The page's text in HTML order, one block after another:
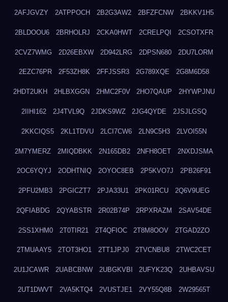
2AFJGVZY 2ATPPOCH 2B2G3AW2 2BFZFCNW 2BKKV1H5
2BLDOOU6 2BRHOLRJ 2CKA0HWT 2CRELPQI 2CSOTXFR
2CVZ7WMG 2D26EBXW 2D942LRG 2DPSN680 2DU7LORM
2EZC76PR 2F53ZH8K 2FFJSSR3 2G789XQE 2G8M6D58
2HDT2UKH 2HLBXGGN 2HMC2F0V 2HO7QAUP 2HYWPJNU
2IIHI162 2J4TVL9Q 2JDKS9WZ 2JG4QYDE 2JSJLGSQ
2KKCIQS5 2KL1TDVU 2LCI7CW6 2LN9C5H3 2LVOI55N
2M7YMERZ 2MIQDBKK 2N165DB2 2NFH8OET 2NXDJSMA
2OC6YQYJ 2ODHTNIQ 2OYOC8EB 2P5KVO7J 2PB26F91
2PFU2MB3 2PGICZT7 2PJA33U1 2PK01RCU 2Q6V9UEG
2QFIABDG 2QYABSTR 2R02B74P 2RPXRAZM 2SAV54DE
2SS1XHM0 2T0TIR21 2T4QFIOC 2T8M8OOV 2TGAD2ZO
2TMUAAY5 2TOT3HO1 2TT1JPJ0 2TVCNBU8 2TWC2CET
2U1JCAWR 2UABCBNW 2UBGKVBI 2UFYK23Q 2UHBAVSU
2UT1DWVT 2VA5KTQ4 2VUSTJE1 2VY55Q8B 2W29565T